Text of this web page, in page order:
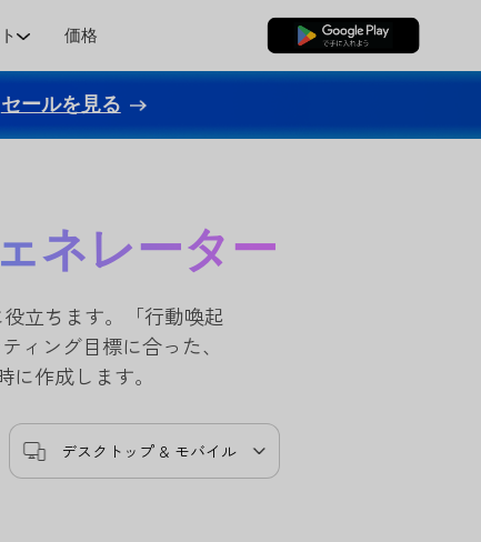
価格 無料ダウンロード
セールを見る
ネレーター
立ちます。「行動喚起
ィング目標に合った、
作成します。
デスクトップ & モバイル